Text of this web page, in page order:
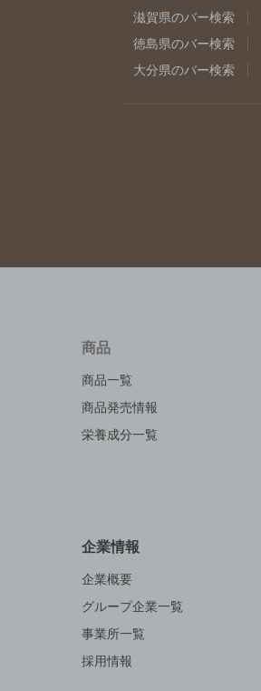
滋賀県のバー検索
徳島県のバー検索
大分県のバー検索
商品
商品一覧
商品発売情報
栄養成分一覧
企業情報
企業概要
グループ企業一覧
事業所一覧
採用情報